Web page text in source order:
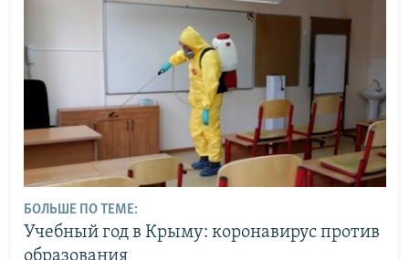
БОЛЬШЕ ПО ТЕМЕ:
Учебный год в Крыму: коронавирус против